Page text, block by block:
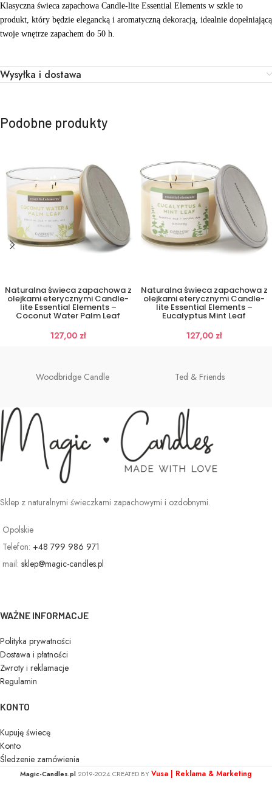
Klasyczna świeca zapachowa Candle-lite Essential Elements w szkle to
produkt, który będzie elegancką i aromatyczną dekoracją, idealnie dopełniającą
twoje wnętrze zapachem do 50 h.
Wysyłka i dostawa
Podobne produkty
Naturalna świeca zapachowa z
olejkami eterycznymi Candle-
lite Essential Elements –
Coconut Water Palm Leaf
127,00 zł
Naturalna świeca zapachowa z
olejkami eterycznymi Candle-
lite Essential Elements –
Eucalyptus Mint Leaf
127,00 zł
Woodbridge Candle Ted & Friends
Sklep z naturalnymi świeczkami zapachowymi i ozdobnymi.
Opolskie
Telefon: +48 799 986 971
mail: sklep@magic-candles.pl
WAŻNE INFORMACJE
Polityka prywatności
Dostawa i płatności
Zwroty i reklamacje
Regulamin
KONTO
Kupuję świecę
Konto
Śledzenie zamówienia
Magic-Candles.pl 2019-2024 CREATED BYVusa | Reklama & Marketing